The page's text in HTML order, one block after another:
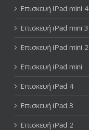
Επισκευή iPad mini 4
Επισκευή iPad mini 3
Επισκευή iPad mini 2
Επισκευή iPad mini
Επισκευή iPad 4
Επισκευή iPad 3
Επισκευή iPad 2